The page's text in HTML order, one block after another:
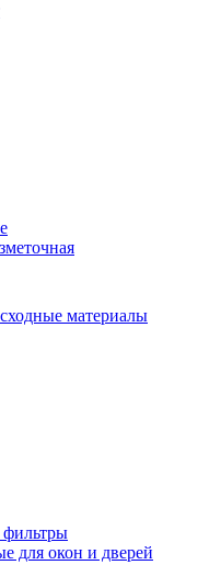
материалы
фильтры
для окон и дверей